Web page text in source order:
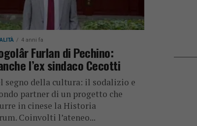
4 anni fa
Furlan di Pechino:
l’ex sindaco Cecotti
segno della cultura: il sodalizio e
partner di un progetto che
in cinese la Historia
Coinvolti l’ateneo...